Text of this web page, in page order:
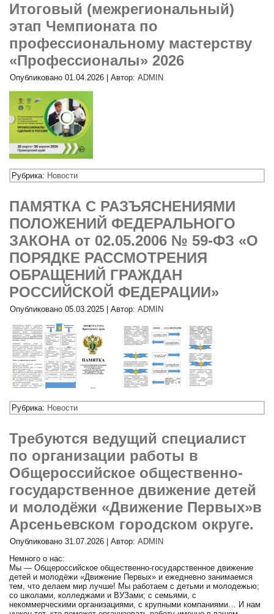
Итоговый (межрегиональный)
этап Чемпионата по
профессиональному мастерству
«Профессионалы» 2026
Опубликовано 01.04.2026 |Автор: ADMIN
Рубрика: Новости
ПАМЯТКА С РАЗЪЯСНЕНИЯМИ
ПОЛОЖЕНИЙ ФЕДЕРАЛЬНОГО
ЗАКОНА от 02.05.2006 № 59-ФЗ «О
ПОРЯДКЕ РАССМОТРЕНИЯ
ОБРАЩЕНИЙ ГРАЖДАН
РОССИЙСКОЙ ФЕДЕРАЦИИ»
Опубликовано 05.03.2025 |Автор: ADMIN
Рубрика: Новости
Требуются ведущий специалист
по организации работы в
Общероссийское общественно-
государственное движение детей
и молодёжи «Движение Первых»в
Арсеньевском городском округе.
Опубликовано 31.07.2026 |Автор: ADMIN
Немного о нас:
Мы — Общероссийское общественно-государственное движение
детей и молодёжи «Движение Первых» и ежедневно занимаемся
тем, что делаем мир лучше! Мы работаем с детьми и молодежью;
со школами, колледжами и ВУЗами; с семьями, с
некоммерческими организациями, с крупными компаниями… И нам